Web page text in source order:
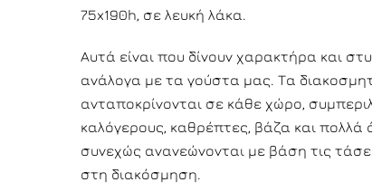
75x190h, σε λευκή λάκα.
Αυτά είναι που δίνουν χαρακτήρα και
ανάλογα με τα γούστα μας. Τα
ανταποκρίνονται σε κάθε χώρο,
καλόγερους, καθρέπτες, βάζα και πολλά
συνεχώς ανανεώνονται με βάση τις
στη διακόσμηση.